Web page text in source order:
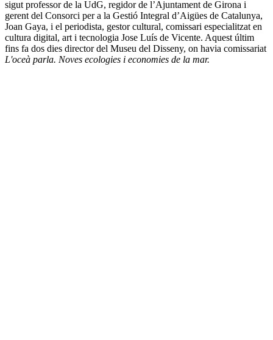
sigut professor de la UdG, regidor de l’Ajuntament de Girona i
gerent del Consorci per a la Gestió Integral d’Aigües de Catalunya,
Joan Gaya, i el periodista, gestor cultural, comissari especialitzat en
cultura digital, art i tecnologia Jose Luís de Vicente. Aquest últim
fins fa dos dies director del Museu del Disseny, on havia comissariat
L'oceà parla. Noves ecologies i economies de la mar.